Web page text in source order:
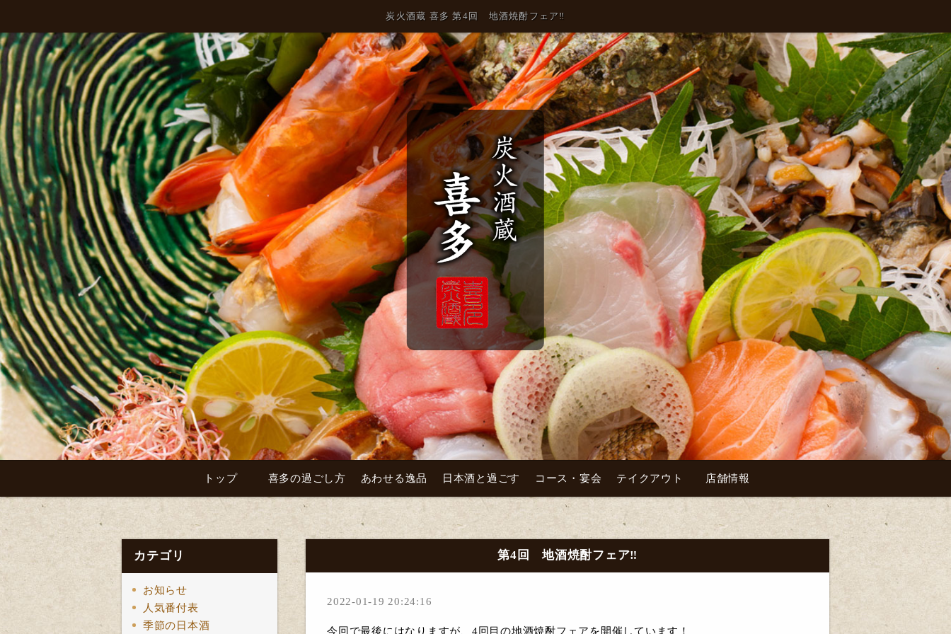
炭火酒蔵 喜多 第4回 地酒焼酎フェア‼️
トップ 喜多の過ごし方 あわせる逸品 日本酒と過ごす コース・宴会 テイクアウト 店舗情報
カテゴリ
お知らせ
人気番付表
季節の日本酒
第4回 地酒焼酎フェア‼️
2022-01-19 20:24:16
今回で最後にはなりますが、4回目の地酒焼酎フェアを開催しています！